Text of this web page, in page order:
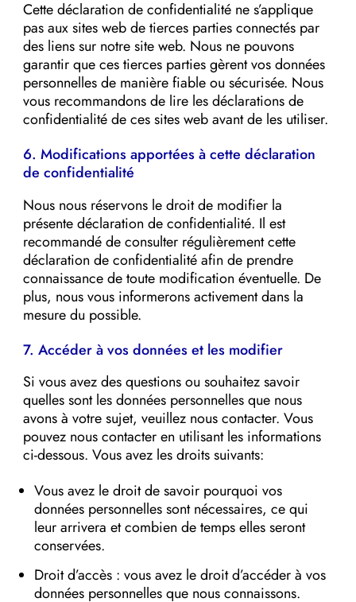
Cette déclaration de confidentialité ne s’applique
pas aux sites web de tierces parties connectés par
des liens sur notre site web. Nous ne pouvons
garantir que ces tierces parties gèrent vos données
personnelles de manière fiable ou sécurisée. Nous
vous recommandons de lire les déclarations de
confidentialité de ces sites web avant de les utiliser.
6. Modifications apportées à cette déclaration
de confidentialité
Nous nous réservons le droit de modifier la
présente déclaration de confidentialité. Il est
recommandé de consulter régulièrement cette
déclaration de confidentialité afin de prendre
connaissance de toute modification éventuelle. De
plus, nous vous informerons activement dans la
mesure du possible.
7. Accéder à vos données et les modifier
Si vous avez des questions ou souhaitez savoir
quelles sont les données personnelles que nous
avons à votre sujet, veuillez nous contacter. Vous
pouvez nous contacter en utilisant les informations
ci-dessous. Vous avez les droits suivants:
Vous avez le droit de savoir pourquoi vos
données personnelles sont nécessaires, ce qui
leur arrivera et combien de temps elles seront
conservées.
Droit d’accès : vous avez le droit d’accéder à vos
données personnelles que nous connaissons.